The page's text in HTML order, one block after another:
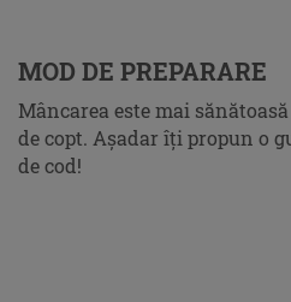
MOD DE PREPARARE
Mâncarea este mai
de copt. Aşadar îţi propun o
de cod!